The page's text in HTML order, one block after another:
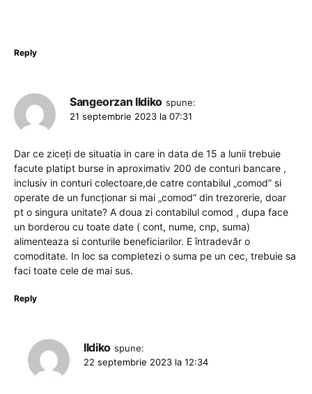
Reply
Sangeorzan Ildiko spune:
21 septembrie 2023 la 07:31
Dar ce ziceți de situatia in care in data de 15 a lunii trebuie
facute platipt burse in aproximativ 200 de conturi bancare ,
inclusiv in conturi colectoare,de catre contabilul „comod” si
operate de un funcționar si mai „comod” din trezorerie, doar
pt o singura unitate? A doua zi contabilul comod , dupa face
un borderou cu toate date ( cont, nume, cnp, suma)
alimenteaza si conturile beneficiarilor. E întradevăr o
comoditate. In loc sa completezi o suma pe un cec, trebuie sa
faci toate cele de mai sus.
Reply
Ildiko spune:
22 septembrie 2023 la 12:34